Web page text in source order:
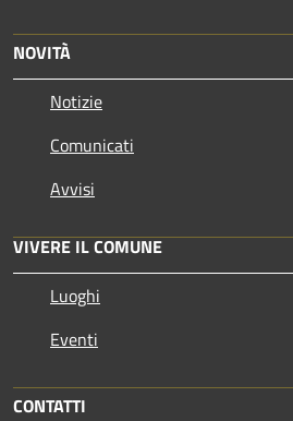
NOVITÀ
Notizie
Comunicati
Avvisi
VIVERE IL COMUNE
Luoghi
Eventi
CONTATTI